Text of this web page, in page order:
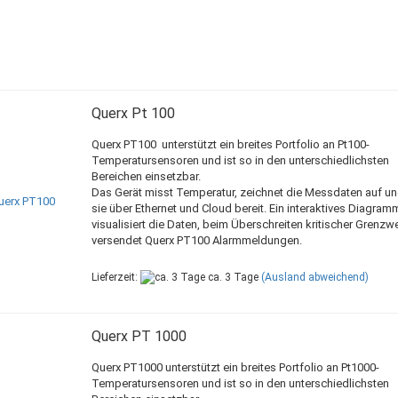
Querx Pt 100
Querx PT100 unterstützt ein breites Portfolio an Pt100-
Temperatursensoren und ist so in den unterschiedlichsten
Bereichen einsetzbar.
Das Gerät misst Temperatur, zeichnet die Messdaten auf
sie über Ethernet und Cloud bereit. Ein interaktives
visualisiert die Daten, beim Überschreiten kritischer
versendet Querx PT100 Alarmmeldungen.
Lieferzeit: ca. 3 Tage (Ausland abweichend)
Querx PT 1000
Querx PT1000 unterstützt ein breites Portfolio an Pt1000-
Temperatursensoren und ist so in den unterschiedlichsten